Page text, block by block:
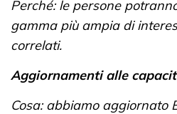
Perché: le persone
gamma più ampia di
correlati.
Aggiornamenti alle
Cosa: abbiamo aggiornato